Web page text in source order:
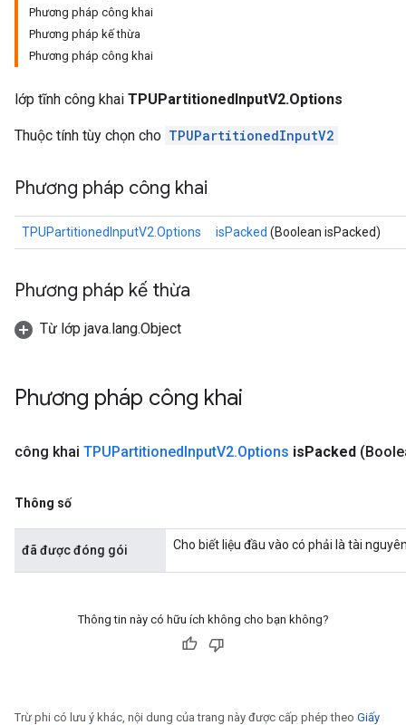
Phương pháp công khai
Phương pháp kế thừa
Phương pháp công khai
lớp tĩnh công khai TPUPartitionedInputV2.Options
Thuộc tính tùy chọn cho TPUPartitionedInputV2
Phương pháp công khai
TPUPartitionedInputV2.Options isPacked (Boolean isPacked)
Phương pháp kế thừa
Từ lớp java.lang.Object
Phương pháp công khai
công khai TPUPartitionedInputV2.Options isPacked
Thông số
đã được đóng gói Cho biết liệu đầu vào có phải là tài
Thông tin này có hữu ích không cho bạn không?
Trừ phi có lưu ý khác, nội dung của trang này được cấp phép theo Giấy